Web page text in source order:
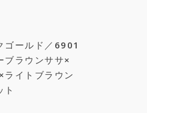
ゴールド／6901
ラウンササ×
イトブラウン